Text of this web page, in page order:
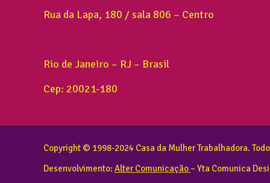
Rua da Lapa, 180 / sala 806 – Centro
Rio de Janeiro – RJ – Brasil
Cep: 20021-180
Copyright © 1998-2024 Casa da Mulher Trabalhadora.
Desenvolvimento: Alter Comunicação – Yta Comunica